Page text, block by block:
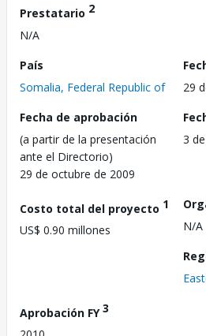
Prestatario 2
N/A
País
Somalia, Federal Republic of
29
Fecha de aprobación
(a partir de la presentación
ante el Directorio)
29 de octubre de 2009
3
Costo total del proyecto 1
US$ 0.90 millones
N/A
Aprobación FY3